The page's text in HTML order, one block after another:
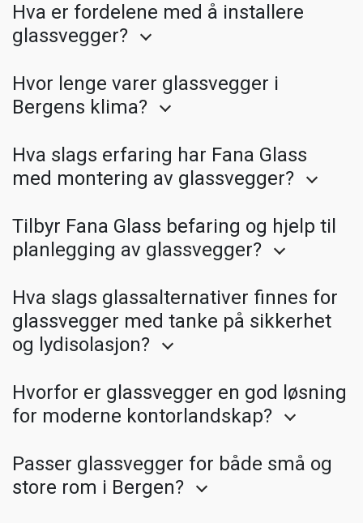
Hva er fordelene med å installere
glassvegger?
Hvor lenge varer glassvegger i
Bergens klima?
Hva slags erfaring har Fana Glass
med montering av glassvegger?
Tilbyr Fana Glass befaring og hjelp til
planlegging av glassvegger?
Hva slags glassalternativer finnes for
glassvegger med tanke på sikkerhet
og lydisolasjon?
Hvorfor er glassvegger en god løsning
for moderne kontorlandskap?
Passer glassvegger for både små og
store rom i Bergen?